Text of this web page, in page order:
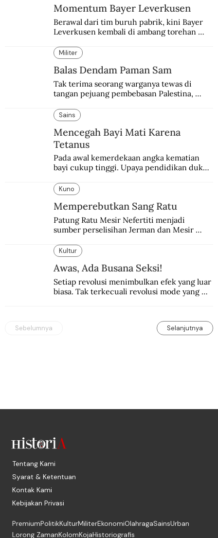
Momentum Bayer Leverkusen
Berawal dari tim buruh pabrik, kini Bayer
Leverkusen kembali di ambang torehan
“Neverkusen”.
Militer
Balas Dendam Paman Sam
Tak terima seorang warganya tewas di
tangan pejuang pembebasan Palestina,
pembalasan.
Sains
Mencegah Bayi Mati Karena
Tetanus
Pada awal kemerdekaan angka kematian
bayi cukup tinggi. Upaya pendidikan dukun
Kuno
Memperebutkan Sang Ratu
Patung Ratu Mesir Nefertiti menjadi
sumber perselisihan Jerman dan Mesir
Kultur
Awas, Ada Busana Seksi!
Setiap revolusi menimbulkan efek yang luar
biasa. Tak terkecuali revolusi mode yang
Sebelumnya Selanjutnya
Tentang Kami
Syarat & Ketentuan
Kontak Kami
Kebijakan Privasi
PremiumPolitikKulturMiliterEkonomiOlahragaSainsUrban
Lorong ZamanKolomKojaHistoriografis